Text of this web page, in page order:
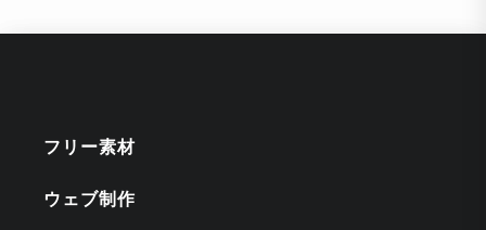
フリー素材
ウェブ制作